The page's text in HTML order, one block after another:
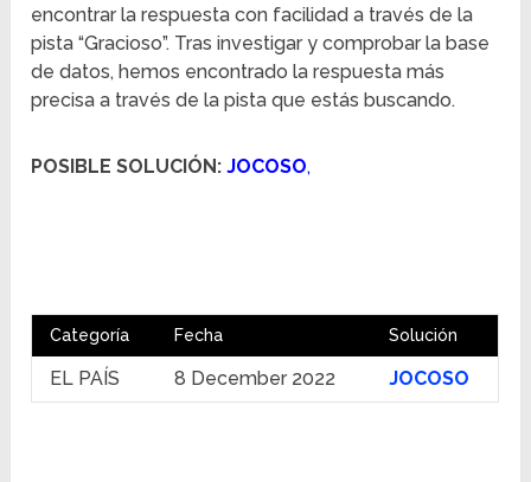
encontrar la respuesta con facilidad a través de la
pista “Gracioso”. Tras investigar y comprobar la base
de datos, hemos encontrado la respuesta más
precisa a través de la pista que estás buscando.
POSIBLE SOLUCIÓN: JOCOSO,
Categoría Fecha Solución
EL PAÍS 8 December 2022 JOCOSO